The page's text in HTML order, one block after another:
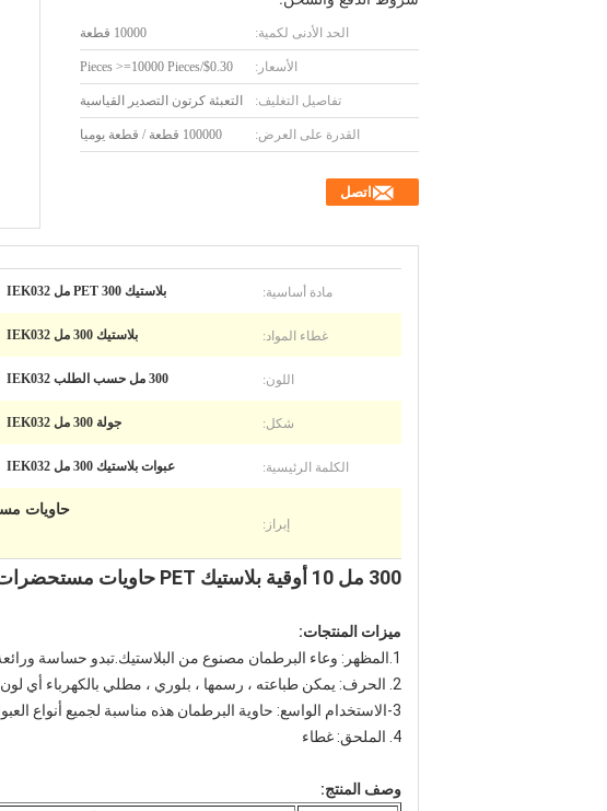
الحد الأدنى لكمية: 10000 قطعة
الأسعار: $0.30/Pieces >=10000 Pieces
تفاصيل التغليف: التعبئة كرتون التصدير القياسية
القدرة على العرض: 100000 قطعة / قطعة يوميا
اتصل
مادة أساسية: بلاستيك PET 300 مل IEK032
غطاء المواد: بلاستيك 300 مل IEK032
اللون: 300 مل حسب الطلب IEK032
شكل: جولة 300 مل IEK032
الكلمة الرئيسية: عبوات بلاستيك 300 مل IEK032
إبراز:
حاويات
300 مل 10 أوقية بلاستيك PET حاويات مستحضرات التجميل الفارغة والأغذية
ميزات المنتجات:
1.المظهر: وعاء البرطمان مصنوع من البلاستيك.تبدو حساسة ورائعة.ستحبه من النظرة الأولى.
2. الحرف: يمكن طباعته ، رسمها ، بلوري ، مطلي بالكهرباء أي لون تريده بواسطة الآلات.
3-الاستخدام الواسع: حاوية البرطمان هذه مناسبة لجميع أنواع العبوات الخارجية ، بما في ذلك الأطعمة ومنتجات العناية بالبشرة والأشياء الصغيرة الصلبة الأخرى.
4. الملحق: غطاء
وصف المنتج: